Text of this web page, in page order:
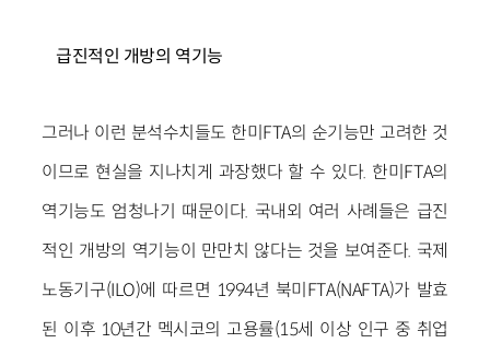
급진적인 개방의 역기능
그러나 이런 분석수치들도 한미FTA의 순기능만 고려한 것
이므로 현실을 지나치게 과장했다 할 수 있다. 한미FTA의
역기능도 엄청나기 때문이다. 국내외 여러 사례들은 급진
적인 개방의 역기능이 만만치 않다는 것을 보여준다. 국제
노동기구(ILO)에 따르면 1994년 북미FTA(NAFTA)가 발효
된 이후 10년간 멕시코의 고용률(15세 이상 인구 중 취업